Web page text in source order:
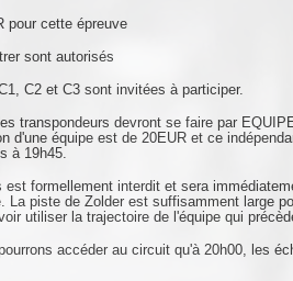
pour cette épreuve
sont autorisés
C2 et C3 sont invitées à participer.
transpondeurs devront se faire par
d'une équipe est de 20EUR et ce
à 19h45.
est formellement interdit et sera
La piste de Zolder est suffisamment large
utiliser la trajectoire de l'équipe qui
accéder au circuit qu'à 20h00, les